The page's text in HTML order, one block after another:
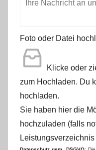
Foto oder Datei
Klicke oder
zum Hochladen. Du
hochladen.
Sie haben hier die
hochzuladen (falls